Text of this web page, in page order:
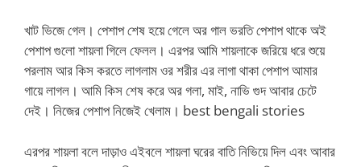
খাট ভিজে গেল। পেশাপ শেষ হয়ে গেলে অর গাল ভরতি পেশাপ থাকে অই
পেশাপ গুলো শায়লা গিলে ফেলল। এরপর আমি শায়লাকে জরিয়ে ধরে শুয়ে
পরলাম আর কিস করতে লাগলাম ওর শরীর এর লাগা থাকা পেশাপ আমার
গায়ে লাগল। আমি কিস শেষ করে অর গলা, মাই, নাভি গুদ আবার চেটে
দেই। নিজের পেশাপ নিজেই খেলাম। best bengali stories
এরপর শায়লা বলে দাড়াও এইবলে শায়লা ঘরের বাতি নিভিয়ে দিল এবং আবার